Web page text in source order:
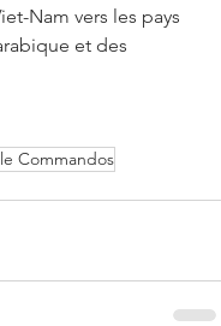
Nam vers les pays
et des
Commandos